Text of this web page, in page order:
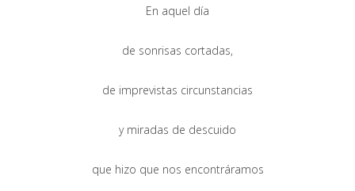
En aquel día
de sonrisas cortadas,
de imprevistas circunstancias
y miradas de descuido
que hizo que nos encontráramos